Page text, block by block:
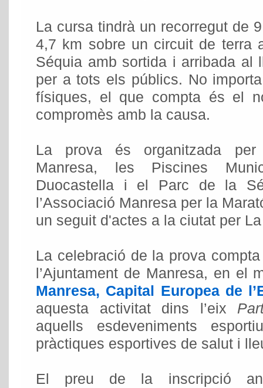
La cursa tindrà un recorregut de
4,7 km sobre un circuit de terra
Séquia amb sortida i arribada al
per a tots els públics. No
físiques, el que compta és el
compromès amb la causa.
La prova és organitzada
Manresa, les Piscines
Duocastella i el Parc de la
l’Associació Manresa per la
un seguit d'actes a la ciutat per
La celebració de la prova
l’Ajuntament de Manresa, en el
Manresa, Capital Europea de
aquesta activitat dins l’eix
aquells esdeveniments
pràctiques esportives de salut i
El preu de la inscripció